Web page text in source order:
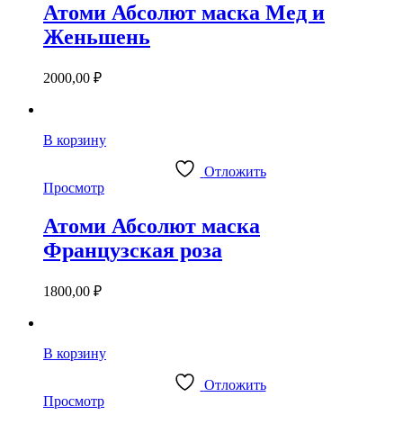
Атоми Абсолют маска Мед и
Женьшень
2000,00 ₽
В корзину
Отложить
Просмотр
Атоми Абсолют маска
Французская роза
1800,00 ₽
В корзину
Отложить
Просмотр